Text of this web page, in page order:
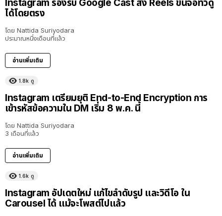
Instagram รองรับ Google Cast ส่ง Reels ขึ้นจอทีวีดู
ได้โดยตรง
โดย Nattida Suriyodara
ประมาณหนึ่งเดือนที่แล้ว
อ่านเพิ่มเติม
1.8k ดู
Instagram เตรียมยุติ End-to-End Encryption การ
เข้ารหัสข้อความใน DM เริ่ม 8 พ.ค. นี้
โดย Nattida Suriyodara
3 เดือนที่แล้ว
อ่านเพิ่มเติม
1.6k ดู
Instagram อัปเดตใหม่ แก้ไขลำดับรูป และวิดีโอ ใน
Carousel ได้ แม้จะโพสต์ไปแล้ว